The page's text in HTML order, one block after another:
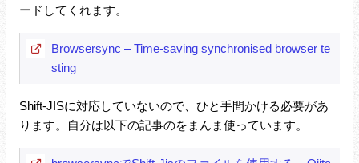
ードしてくれます。
Browsersync – Time-saving synchronised browser te
sting
Shift-JISに対応していないので、ひと手間かける必要があ
ります。自分は以下の記事のをまんま使っています。